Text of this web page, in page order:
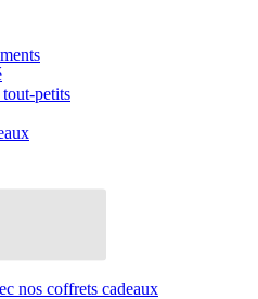
tout-petits
nos coffrets cadeaux